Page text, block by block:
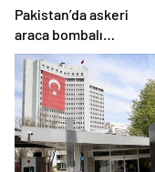
Pakistan’da askeri
araca bombalı
saldırı düzenlendi